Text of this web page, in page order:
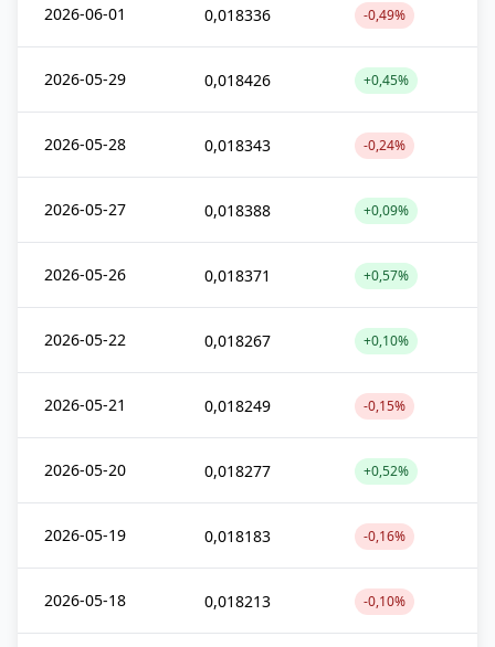
2026-06-01 0,018336 -0,49%
2026-05-29 0,018426 +0,45%
2026-05-28 0,018343 -0,24%
2026-05-27 0,018388 +0,09%
2026-05-26 0,018371 +0,57%
2026-05-22 0,018267 +0,10%
2026-05-21 0,018249 -0,15%
2026-05-20 0,018277 +0,52%
2026-05-19 0,018183 -0,16%
2026-05-18 0,018213 -0,10%